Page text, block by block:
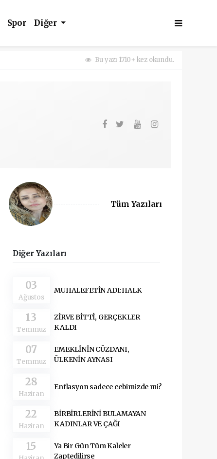
Spor Diğer
Bu yazı 1710+ kez okundu.
Tüm Yazıları
Diğer Yazıları
03
Ağustos
MUHALEFETİN ADI:HALK
13
Temmuz
ZİRVE BİTTİ, GERÇEKLER
KALDI
07
Temmuz
EMEKLİNİN CÜZDANI,
ÜLKENİN AYNASI
28
Haziran
Enflasyon sadece cebimizde mi?
22
Haziran
BİRBİRLERİNİ BULAMAYAN
KADINLAR VE ÇAĞI
15
Ya Bir Gün Tüm Kaleler
Zaptedilirse